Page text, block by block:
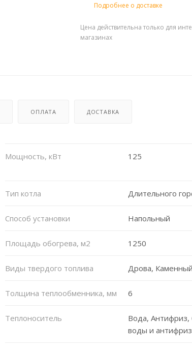
Подробнее о доставке
Цена действительна только для
магазинах
ОПЛАТА ДОСТАВКА
Мощность, кВт 125
Тип котла Длительного
Способ установки Напольный
Площадь обогрева, м2 1250
Виды твердого топлива Дрова,
Толщина теплообменника, мм 6
Теплоноситель
Вода, Антифриз,
воды и